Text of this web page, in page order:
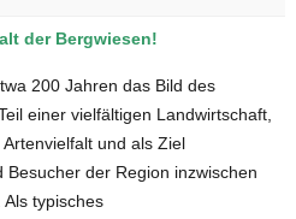
der Bergwiesen!
200 Jahren das Bild des
einer vielfältigen Landwirtschaft,
und als Ziel
Besucher der Region inzwischen
Als typisches